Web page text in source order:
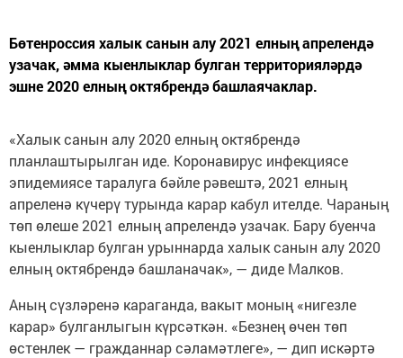
Бөтенроссия халык санын алу 2021 елның апрелендә
узачак, әмма кыенлыклар булган территорияләрдә
эшне 2020 елның октябрендә башлаячаклар.
«Халык санын алу 2020 елның октябрендә
планлаштырылган иде. Коронавирус инфекциясе
эпидемиясе таралуга бәйле рәвештә, 2021 елның
апреленә күчерү турында карар кабул ителде. Чараның
төп өлеше 2021 елның апрелендә узачак. Бару буенча
кыенлыклар булган урыннарда халык санын алу 2020
елның октябрендә башланачак», — диде Малков.
Аның сүзләренә караганда, вакыт моның «нигезле
карар» булганлыгын күрсәткән. «Безнең өчен төп
өстенлек — гражданнар сәламәтлеге», — дип искәртә